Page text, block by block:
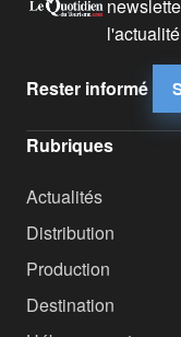
Rester informé
Rubriques
Actualités
Distribution
Production
Destination